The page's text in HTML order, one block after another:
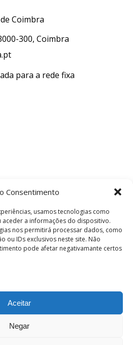
Consentimento
usamos tecnologias como
a informações do dispositivo.
nos permitirá processar dados, como
ou IDs exclusivos neste site. Não
pode afetar negativamante certos
Aceitar
Negar
Coimbra
300, Coimbra
para a rede fixa